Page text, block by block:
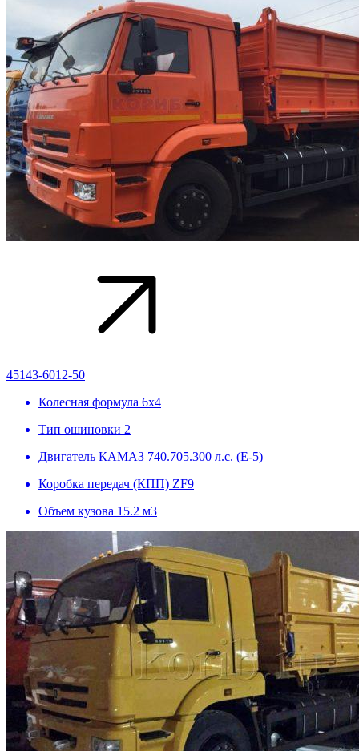
45143-6012-50
Колесная формула 6х4
Тип ошиновки 2
Двигатель КАМАЗ 740.705.300 л.с. (Е-5)
Коробка передач (КПП) ZF9
Объем кузова 15.2 м3